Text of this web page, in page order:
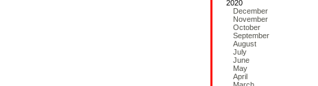
2020
December
November
October
September
August
July
June
May
April